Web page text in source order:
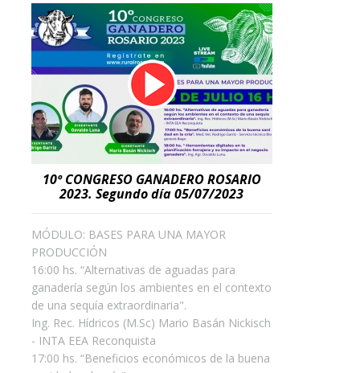
10º CONGRESO GANADERO ROSARIO
2023. Segundo día 05/07/2023
MÓDULO: BASES PARA UNA MAYOR
PRODUCCIÓN
16:00 hs. “Alternativas de aguadas para
ganadería según los ambientes en el contexto
de una sequía extraordinaria".
Ing. Rec. Hídricos (M.Sc) Mario Basán Nickisch
- INTA EEA Reconquista
17:00 hs. “Beneficios económicos de la buena